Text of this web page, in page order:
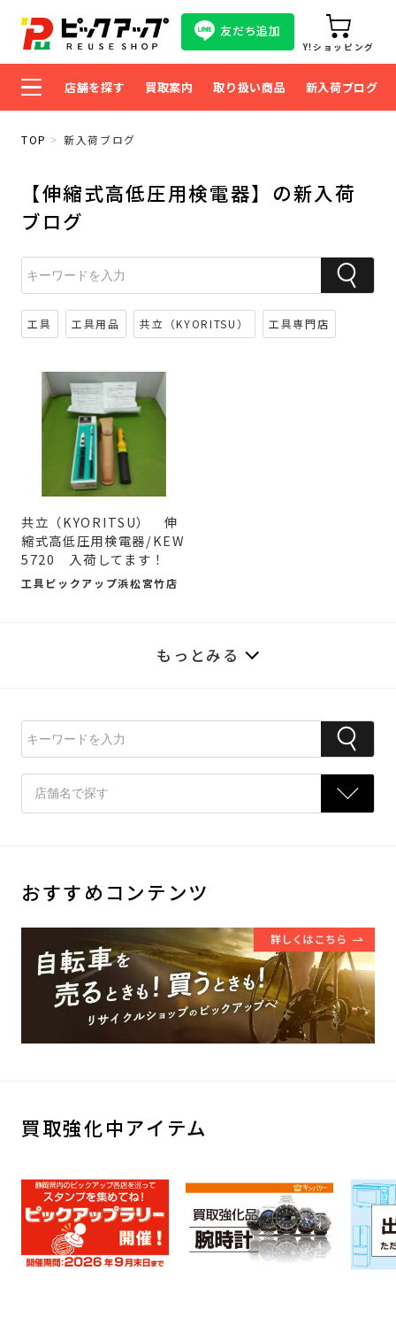
友だち追加
Y!ショッピング
店舗を探す 買取案内 取り扱い商品 新入荷ブログ
TOP 新入荷ブログ
【伸縮式高低圧用検電器】の新入荷
ブログ
工具 工具用品 共立（KYORITSU） 工具専門店
共立（KYORITSU） 伸
縮式高低圧用検電器/KEW
5720 入荷してます！
工具ピックアップ浜松宮竹店
もっとみる
おすすめコンテンツ
買取強化中アイテム